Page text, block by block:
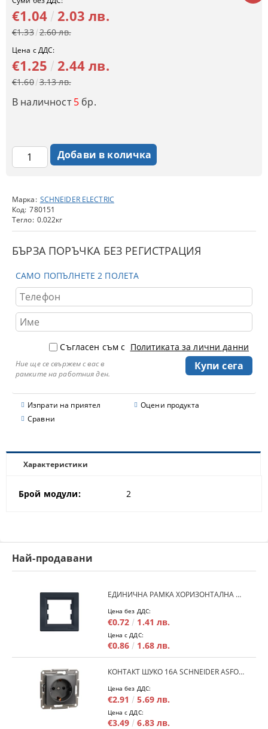
Марка: SCHNEIDER ELECTRIC
Код: 780151
Тегло: 0.022кг
БЪРЗА ПОРЪЧКА БЕЗ РЕГИСТРАЦИЯ
САМО ПОПЪЛНЕТЕ 2 ПОЛЕТА
Съгласен съм с Политиката за лични данни
Ние ще се свържем с вас в
рамките на работния ден.
Изпрати на приятел
Оцени продукта
Сравни
€1.04 2.03 лв.
€1.33 2.60 лв.
Цена с ДДС:
€1.25 2.44 лв.
€1.60 3.13 лв.
В наличност5 бр.
Характеристики
Брой модули: 2
Най-продавани
ЕДИНИЧНА РАМКА ХОРИЗОНТАЛНА SCHNEIDER ASFORA EPH5800171 - АНТРАЦИТ
Цена без ДДС:
€0.72 1.41 лв.
Цена с ДДС:
€0.86 1.68 лв.
КОНТАКТ ШУКО 16A SCHNEIDER ASFORA EPH2900171 - АНРАЦИТ
Цена без ДДС:
€2.91 5.69 лв.
Цена с ДДС:
€3.49 6.83 лв.